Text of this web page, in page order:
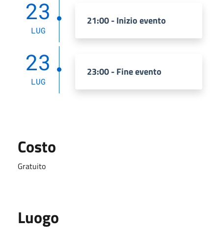
23
LUG
21:00 - Inizio evento
23
LUG
23:00 - Fine evento
Costo
Gratuito
Luogo